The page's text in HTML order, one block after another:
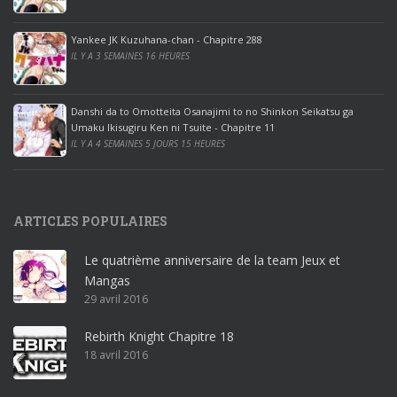
o
ff
i
c
e
2
0
1
r
o
ff
i
c
e
3
Yankee JK Kuzuhana-chan - Chapitre 288
IL Y A 3 SEMAINES 16 HEURES
Danshi da to Omotteita Osanajimi to no Shinkon Seikatsu ga
Umaku Ikisugiru Ken ni Tsuite - Chapitre 11
IL Y A 4 SEMAINES 5 JOURS 15 HEURES
ARTICLES POPULAIRES
Le quatrième anniversaire de la team Jeux et
Mangas
29 avril 2016
Rebirth Knight Chapitre 18
18 avril 2016